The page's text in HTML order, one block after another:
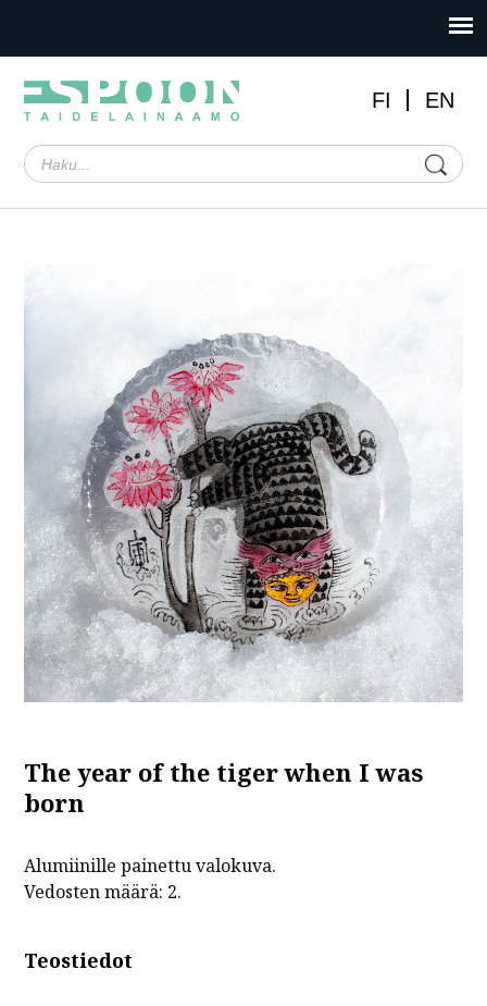
FI EN
The year of the tiger when I was
born
Alumiinille painettu valokuva.
Vedosten määrä: 2.
Teostiedot